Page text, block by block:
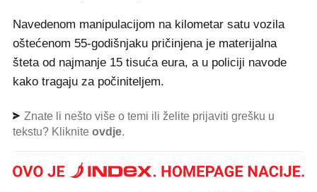
Navedenom manipulacijom na kilometar satu vozila
oštećenom 55-godišnjaku pričinjena je materijalna
šteta od najmanje 15 tisuća eura, a u policiji navode
kako tragaju za počiniteljem.
Znate li nešto više o temi ili želite prijaviti grešku u
tekstu? Kliknite ovdje.